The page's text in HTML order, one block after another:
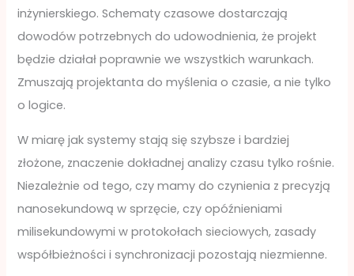
inżynierskiego. Schematy czasowe dostarczają
dowodów potrzebnych do udowodnienia, że projekt
będzie działał poprawnie we wszystkich warunkach.
Zmuszają projektanta do myślenia o czasie, a nie tylko
o logice.
W miarę jak systemy stają się szybsze i bardziej
złożone, znaczenie dokładnej analizy czasu tylko rośnie.
Niezależnie od tego, czy mamy do czynienia z precyzją
nanosekundową w sprzęcie, czy opóźnieniami
milisekundowymi w protokołach sieciowych, zasady
współbieżności i synchronizacji pozostają niezmienne.